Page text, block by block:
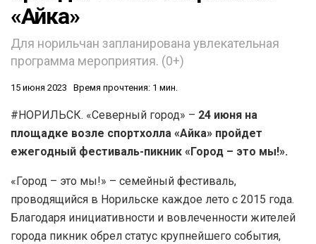
«Айка»
Для норильчан запланирована увлекательная
программа мероприятия. (0+)
15 июня 2023 Время прочтения: 1 мин.
#НОРИЛЬСК. «Северный город» – 24 июня на
площадке возле спортхолла «Айка» пройдет
ежегодный фестиваль-пикник «Город – это мы!».
«Город – это мы!» – семейный фестиваль,
проводящийся в Норильске каждое лето с 2015 года.
Благодаря инициативности и вовлеченности жителей
города пикник обрел статус крупнейшего события,